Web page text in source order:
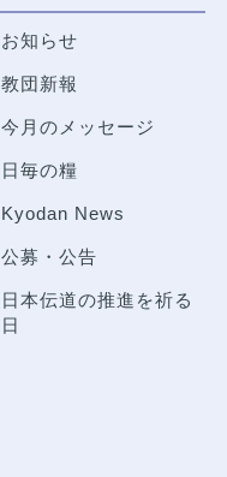
お知らせ
教団新報
今月のメッセージ
日毎の糧
Kyodan News
公募・公告
日本伝道の推進を祈る
日